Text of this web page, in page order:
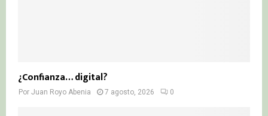
¿Confianza… digital?
Por Juan Royo Abenia 7 agosto, 2026 0